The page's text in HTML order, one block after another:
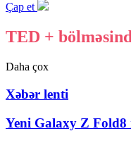
Çap et
TED +
Daha çox
Xəbər lenti
Yeni Galaxy Z Fold8